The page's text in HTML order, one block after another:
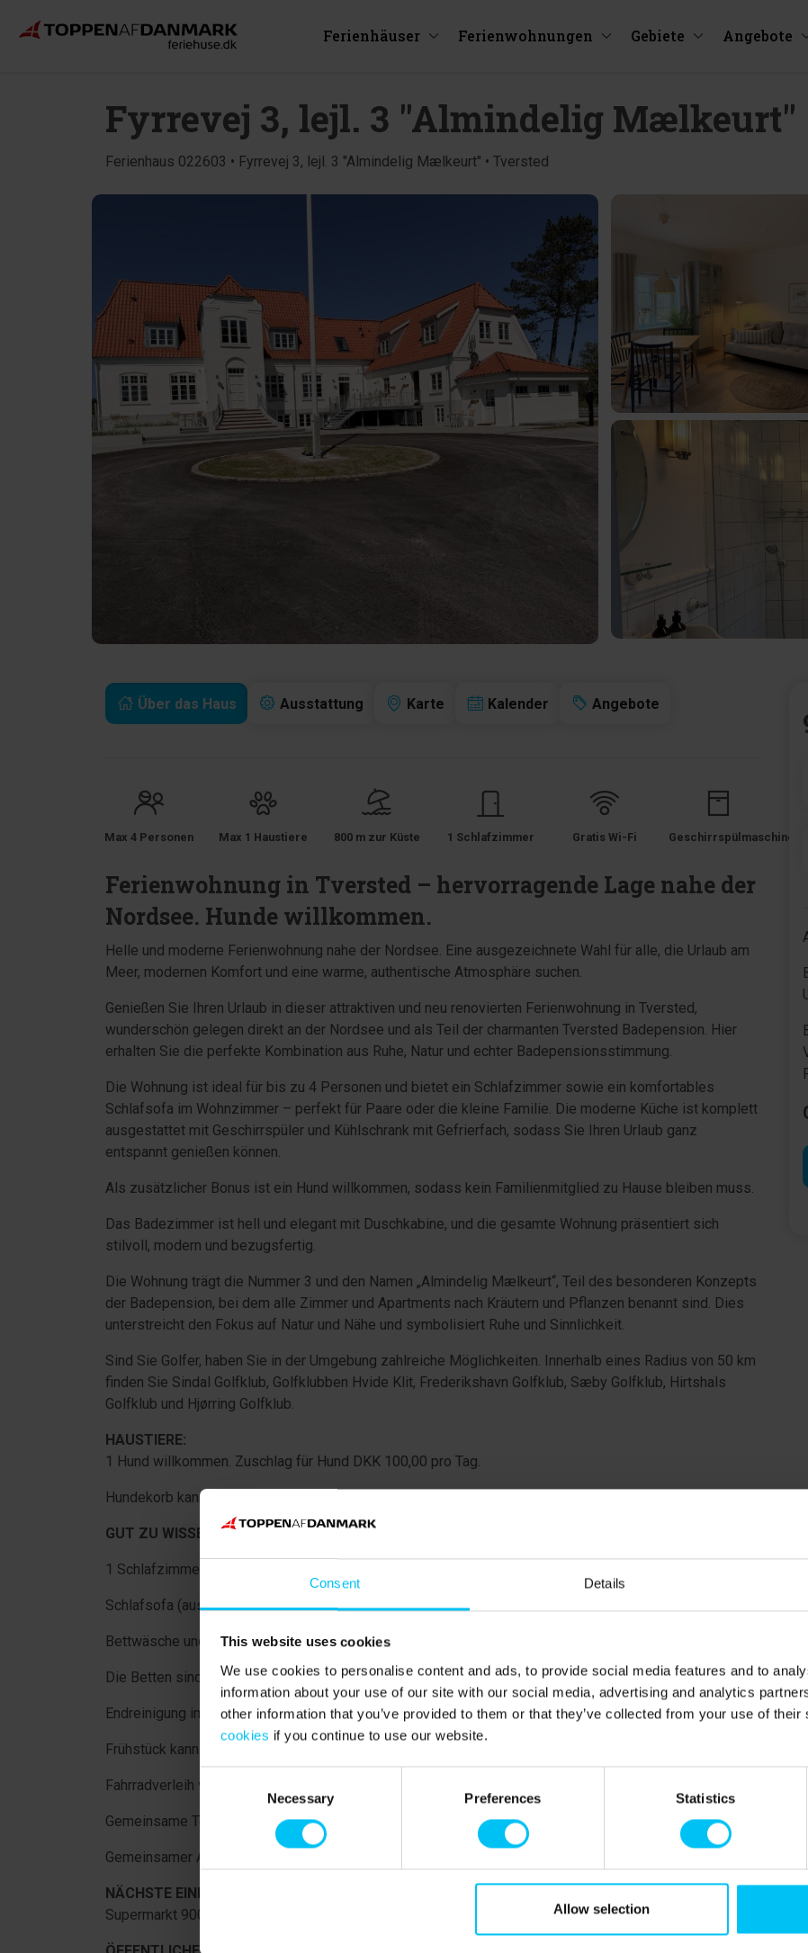
Consent Details
This website uses cookies
We use cookies to personalise content and ads, to provide social media features and to
information about your use of our site with our social media, advertising and analytics
other information that you’ve provided to them or that they’ve collected from your use of
cookies if you continue to use our website.
Necessary Preferences Statistics
Allow selection
Ferienhäuser Ferienwohnungen Gebiete Angebote
Fyrrevej 3, lejl. 3 "Almindelig Mælkeurt"
Ferienhaus 022603 • Fyrrevej 3, lejl. 3 "Almindelig Mælkeurt" • Tversted
Über das Haus Ausstattung Karte Kalender Angebote
Max 4 Personen Max 1 Haustiere 800 m zur Küste 1 Schlafzimmer Gratis Wi-Fi Geschirrspülmaschine
Ferienwohnung in Tversted – hervorragende Lage nahe der
Nordsee. Hunde willkommen.
Helle und moderne Ferienwohnung nahe der Nordsee. Eine ausgezeichnete Wahl für alle, die Urlaub am
Meer, modernen Komfort und eine warme, authentische Atmosphäre suchen.
Genießen Sie Ihren Urlaub in dieser attraktiven und neu renovierten Ferienwohnung in Tversted,
wunderschön gelegen direkt an der Nordsee und als Teil der charmanten Tversted Badepension. Hier
erhalten Sie die perfekte Kombination aus Ruhe, Natur und echter Badepensionsstimmung.
Die Wohnung ist ideal für bis zu 4 Personen und bietet ein Schlafzimmer sowie ein komfortables
Schlafsofa im Wohnzimmer – perfekt für Paare oder die kleine Familie. Die moderne Küche ist komplett
ausgestattet mit Geschirrspüler und Kühlschrank mit Gefrierfach, sodass Sie Ihren Urlaub ganz
entspannt genießen können.
Als zusätzlicher Bonus ist ein Hund willkommen, sodass kein Familienmitglied zu Hause bleiben muss.
Das Badezimmer ist hell und elegant mit Duschkabine, und die gesamte Wohnung präsentiert sich
stilvoll, modern und bezugsfertig.
Die Wohnung trägt die Nummer 3 und den Namen „Almindelig Mælkeurt“, Teil des besonderen Konzepts
der Badepension, bei dem alle Zimmer und Apartments nach Kräutern und Pflanzen benannt sind. Dies
unterstreicht den Fokus auf Natur und Nähe und symbolisiert Ruhe und Sinnlichkeit.
Sind Sie Golfer, haben Sie in der Umgebung zahlreiche Möglichkeiten. Innerhalb eines Radius von 50 km
finden Sie Sindal Golfklub, Golfklubben Hvide Klit, Frederikshavn Golfklub, Sæby Golfklub, Hirtshals
Golfklub und Hjørring Golfklub.
HAUSTIERE:
1 Hund willkommen. Zuschlag für Hund DKK 100,00 pro Tag.
Hundekorb kann ausgeliehen werden.
GUT ZU WISSEN:
1 Schlafzimmer mit Doppelbett (160 × 200 cm) offene Galerie im 1. Stock.
Schlafsofa (ausgeklappt 130 × 200 cm).
Bettwäsche und Handtücher im Mietpreis enthalten.
Die Betten sind bei Ankunft bezogen.
Endreinigung im Preis enthalten.
Frühstück kann hinzugebucht werden.
Fahrradverleih vor Ort.
Gemeinsame Terrasse.
Gemeinsamer Aufenthaltsraum im Kellergeschoss.
NÄCHSTE EINKAUFSMÖGLICHKEIT:
Supermarkt 900 Meter.